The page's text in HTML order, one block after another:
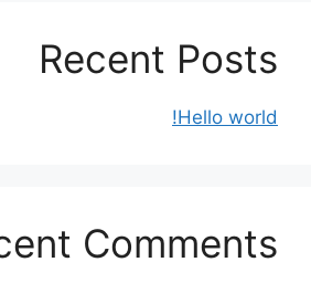
Recent Posts
Hello world!
Comments